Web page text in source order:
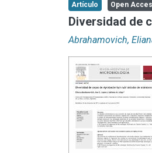
Artículo Open
Diversidad de
Abrahamovich,